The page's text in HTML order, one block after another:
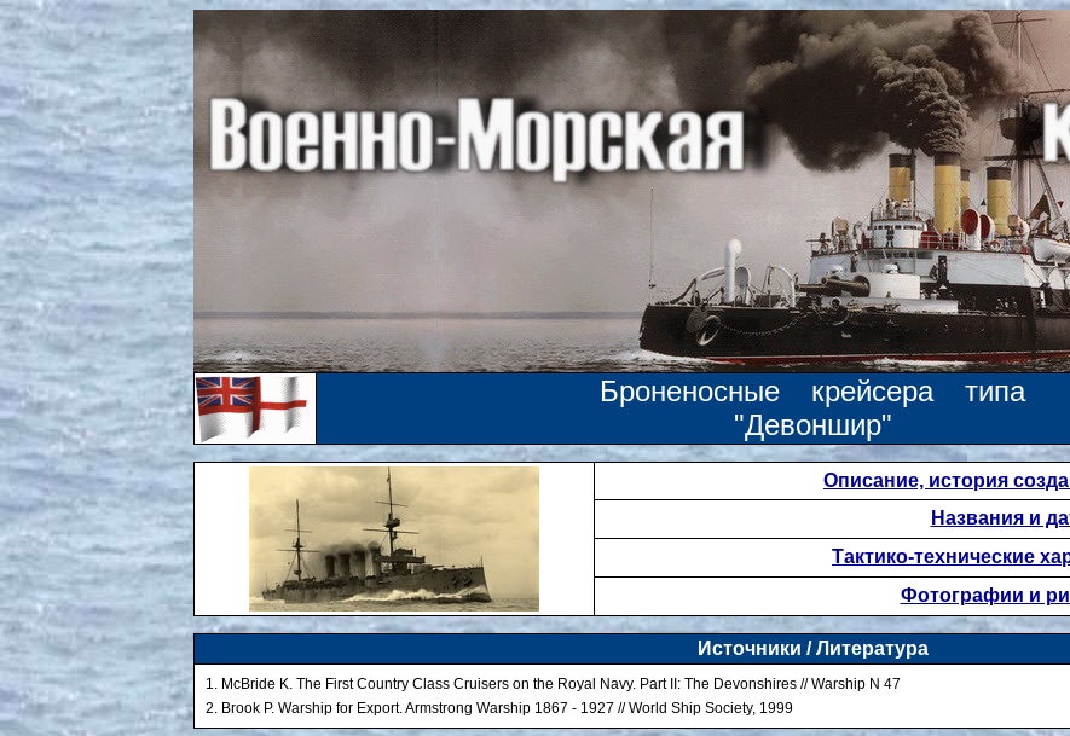
Броненосные крейсера типа
"Девоншир"
Описание, история
Названия и
Тактико-технические
Фотографии и
Источники / Литература
1. McBride K. The First Country Class Cruisers on the Royal Navy. Part II: The Devonshires // Warship N 47
2. Brook P. Warship for Export. Armstrong Warship 1867 - 1927 // World Ship Society, 1999